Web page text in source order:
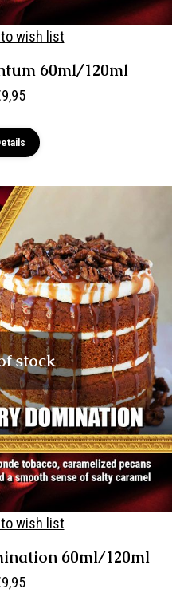
wish list
60ml/120ml
9,95
stock
wish list
60ml/120ml
9,95